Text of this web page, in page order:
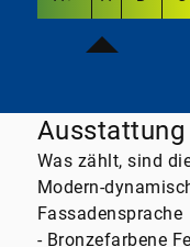
Ausstattung
Was zählt, sind
Modern-
Fassadensprache
- Bronzefarbene